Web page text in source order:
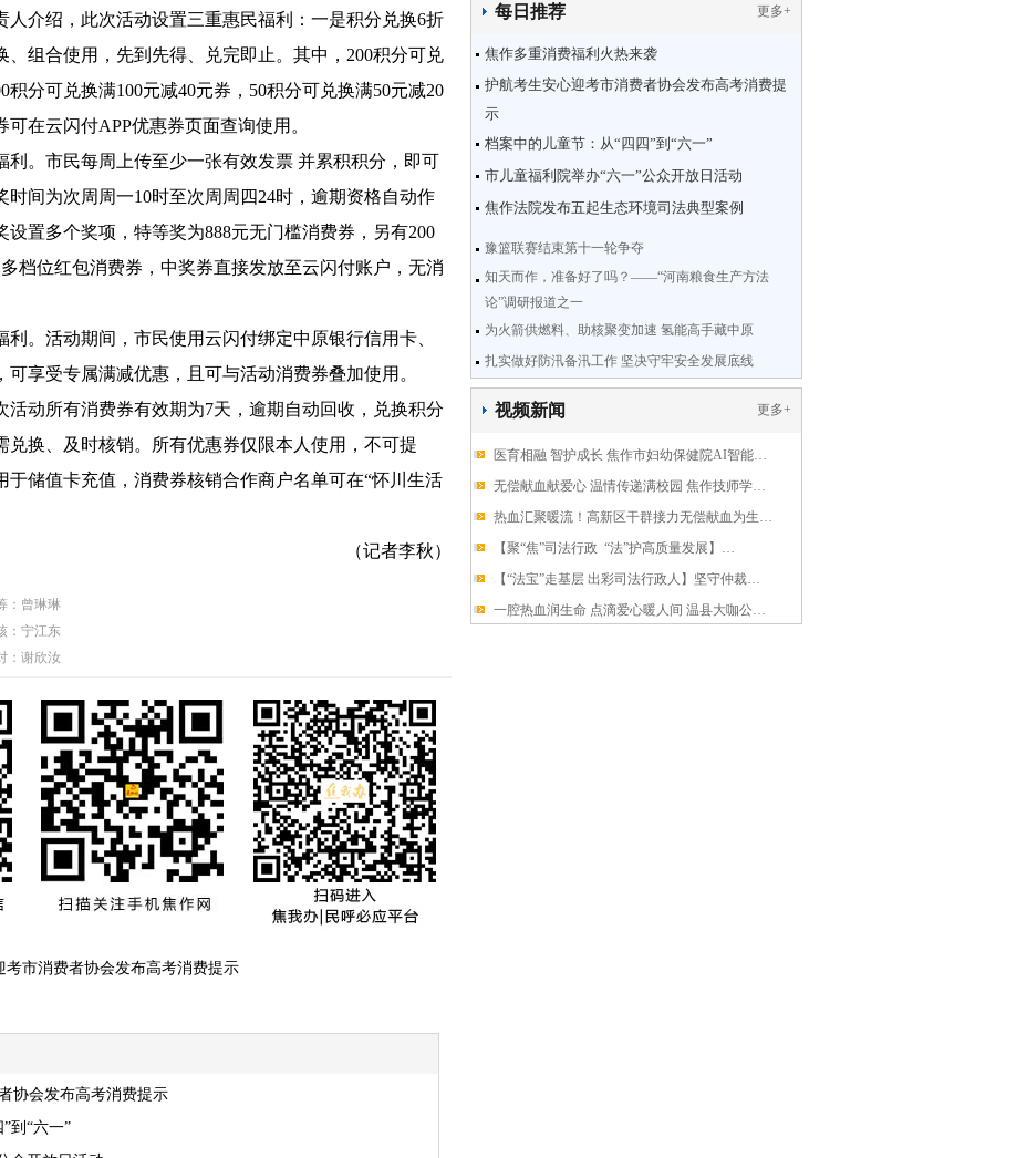
每日推荐 更多+
焦作多重消费福利火热来袭
护航考生安心迎考市消费者协会发布高考消费提
示
档案中的儿童节：从“四四”到“六一”
市儿童福利院举办“六一”公众开放日活动
焦作法院发布五起生态环境司法典型案例
豫篮联赛结束第十一轮争夺
知天而作，准备好了吗？——“河南粮食生产方法
论”调研报道之一
为火箭供燃料、助核聚变加速 氢能高手藏中原
扎实做好防汛备汛工作 坚决守牢安全发展底线
视频新闻 更多+
医育相融 智护成长 焦作市妇幼保健院AI智能…
无偿献血献爱心 温情传递满校园 焦作技师学…
热血汇聚暖流！高新区干群接力无偿献血为生…
【聚“焦”司法行政 “法”护高质量发展】…
【“法宝”走基层 出彩司法行政人】坚守仲裁…
一腔热血润生命 点滴爱心暖人间 温县大咖公…
介绍，此次活动设置三重惠民福利：一是积分兑换6折
、组合使用，先到先得、兑完即止。其中，200积分可兑
积分可兑换满100元减40元券，50积分可兑换满50元减20
在云闪付APP优惠券页面查询使用。
。市民每周上传至少一张有效发票 并累积积分，即可
时间为次周周一10时至次周周四24时，逾期资格自动作
设置多个奖项，特等奖为888元无门槛消费券，另有200
档位红包消费券，中奖券直接发放至云闪付账户，无消
活动期间，市民使用云闪付绑定中原银行信用卡、
享受专属满减优惠，且可与活动消费券叠加使用。
动所有消费券有效期为7天，逾期自动回收，兑换积分
兑换、及时核销。所有优惠券仅限本人使用，不可提
于储值卡充值，消费券核销合作商户名单可在“怀川生活
（记者李秋）
曾琳琳
宁江东
谢欣汝
考市消费者协会发布高考消费提示
协会发布高考消费提示
到“六一”